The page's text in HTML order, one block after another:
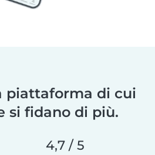
piattaforma di cui
si fidano di più.
4,7 / 5